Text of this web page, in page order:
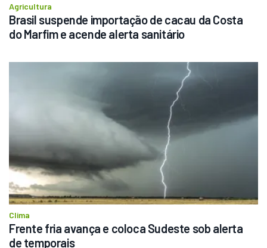
Agricultura
Brasil suspende importação de cacau da Costa
do Marfim e acende alerta sanitário
Clima
Frente fria avança e coloca Sudeste sob alerta
de temporais